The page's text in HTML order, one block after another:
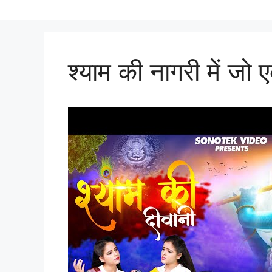
श्याम की नागरी में जो